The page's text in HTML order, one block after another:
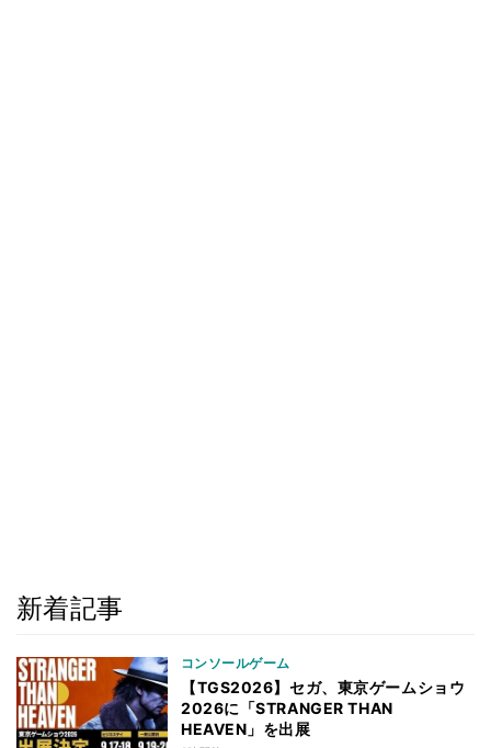
新着記事
コンソールゲーム
【TGS2026】セガ、東京ゲームショウ
2026に「STRANGER THAN
HEAVEN」を出展